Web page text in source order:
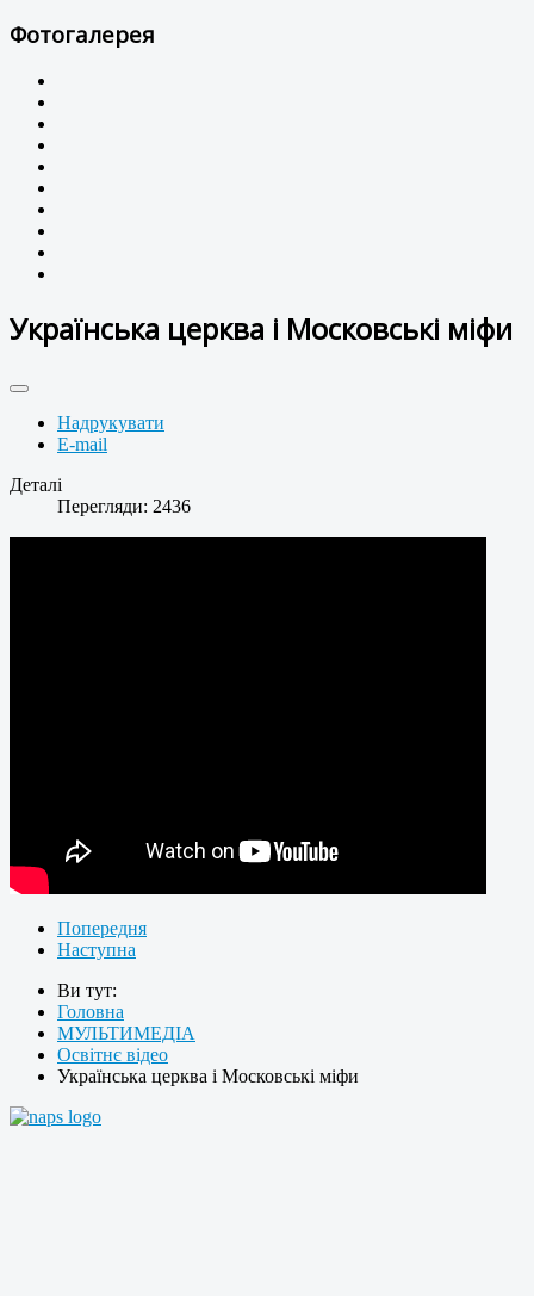
Фотогалерея
Українська церква і Московські міфи
Надрукувати
E-mail
Деталі
Перегляди: 2436
Попередня
Наступна
Ви тут:
Головна
МУЛЬТИМЕДІА
Освітнє відео
Українська церква і Московські міфи